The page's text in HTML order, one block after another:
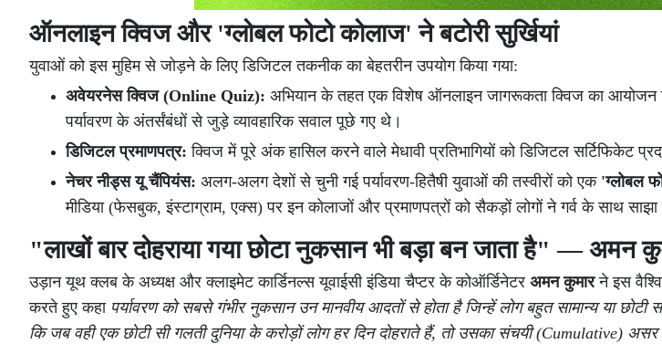
ऑनलाइन क्विज और 'ग्लोबल फोटो कोलाज' ने बटोरी सुर्खियां
युवाओं को इस मुहिम से जोड़ने के लिए डिजिटल तकनीक का बेहतरीन उपयोग किया गया:
अवेयरनेस क्विज (Online Quiz): अभियान के तहत एक विशेष ऑनलाइन जागरूकता क्विज का आयोजन
पर्यावरण के अंतर्संबंधों से जुड़े व्यावहारिक सवाल पूछे गए थे।
डिजिटल प्रमाणपत्र: क्विज में पूरे अंक हासिल करने वाले मेधावी प्रतिभागियों को डिजिटल सर्टिफिकेट
नेचर नीड्स यू चैंपियंस: अलग-अलग देशों से चुनी गई पर्यावरण-हितैषी युवाओं की तस्वीरों को एक 'ग्लोबल
मीडिया (फेसबुक, इंस्टाग्राम, एक्स) पर इन कोलाजों और प्रमाणपत्रों को सैकड़ों लोगों ने गर्व के साथ
"लाखों बार दोहराया गया छोटा नुकसान भी बड़ा बन जाता है" — अमन
उड़ान यूथ क्लब के अध्यक्ष और क्लाइमेट कार्डिनल्स यूवाईसी इंडिया चैप्टर के कोऑर्डिनेटर अमन कुमारने इस
करते हुए कहा पर्यावरण को सबसे गंभीर नुकसान उन मानवीय आदतों से होता है जिन्हें लोग बहुत सामान्य या
कि जब वही एक छोटी सी गलती दुनिया के करोड़ों लोग हर दिन दोहराते हैं, तो उसका संचयी (Cumulative) असर